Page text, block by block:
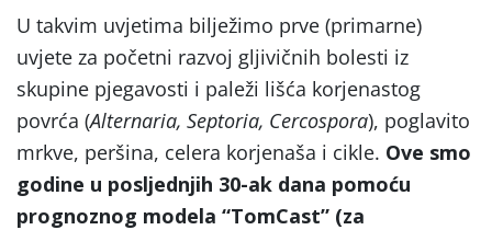
U takvim uvjetima bilježimo prve (primarne)
uvjete za početni razvoj gljivičnih bolesti iz
skupine pjegavosti i paleži lišća korjenastog
povrća (Alternaria, Septoria, Cercospora), poglavito
mrkve, peršina, celera korjenaša i cikle. Ove smo
godine u posljednjih 30-ak dana pomoću
prognoznog modela “TomCast” (za